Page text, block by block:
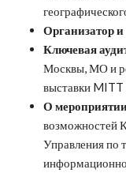
Организатор и
Ключевая
Москвы, МО и
выставки MITT
О
возможностей
Управления по